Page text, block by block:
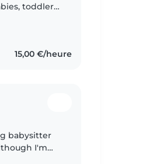
toddlers,
15,00 €/heure
babysitter
I'm